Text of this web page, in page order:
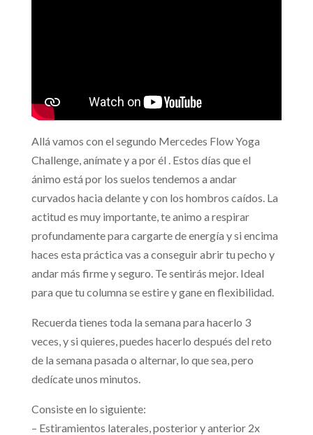
Allá vamos con el segundo Mercedes Flow Yoga
Challenge, anímate y a por él . Estos días que el
ánimo está por los suelos tendemos a andar
curvados hacia delante y con los hombros caídos. La
actitud es muy importante, te animo a respirar
profundamente para cargarte de energía y si encima
haces esta práctica vas a conseguir abrir tu pecho y
andar más firme y seguro. Te sentirás mejor. Ideal
para que tu columna se estire y gane en flexibilidad.
Recuerda tienes toda la semana para hacerlo 3
veces, y si quieres, puedes hacerlo después del reto
de la semana pasada o alternar, lo que sea, pero
dedícate unos minutos.
Consiste en lo siguiente:
– Estiramientos laterales, posterior y anterior 2x